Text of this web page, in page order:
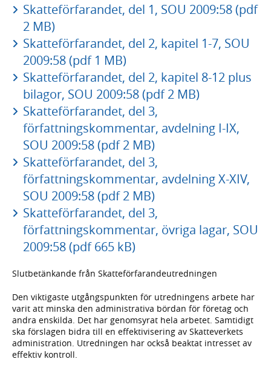
Skatteförfarandet, del 1, SOU 2009:58 (pdf
2 MB)
Skatteförfarandet, del 2, kapitel 1-7, SOU
2009:58 (pdf 1 MB)
Skatteförfarandet, del 2, kapitel 8-12 plus
bilagor, SOU 2009:58 (pdf 2 MB)
Skatteförfarandet, del 3,
författningskommentar, avdelning I-IX,
SOU 2009:58 (pdf 2 MB)
Skatteförfarandet, del 3,
författningskommentar, avdelning X-XIV,
SOU 2009:58 (pdf 2 MB)
Skatteförfarandet, del 3,
författningskommentar, övriga lagar, SOU
2009:58 (pdf 665 kB)
Slutbetänkande från Skatteförfarandeutredningen
Den viktigaste utgångspunkten för utredningens arbete har
varit att minska den administrativa bördan för företag och
andra enskilda. Det har genomsyrat hela arbetet. Samtidigt
ska förslagen bidra till en effektivisering av Skatteverkets
administration. Utredningen har också beaktat intresset av
effektiv kontroll.